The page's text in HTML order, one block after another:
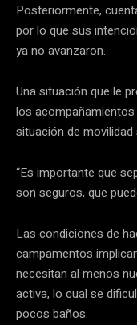
Posteriormente,
por lo que sus
ya no avanzaron.
Una situación que le
los
situación de
“Es importante que
son seguros, que
Las condiciones de
campamentos
necesitan al menos
activa, lo cual se
pocos baños.